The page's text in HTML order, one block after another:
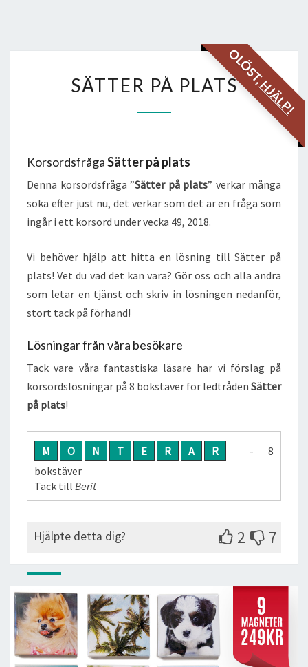
OLÖST,
HJÄLP!
PÅ
SÄTTER PÅ PLATS
KorsordsfrågaSätter på plats
Denna korsordsfråga ”Sätter på plats” verkar många
söka efter just nu, det verkar som det är en fråga som
ingår i ett korsord under vecka 49, 2018.
Vi behöver hjälp att hitta en lösning till Sätter på
plats! Vet du vad det kan vara? Gör oss och alla andra
som letar en tjänst och skriv in lösningen nedanför,
stort tack på förhand!
Lösningar från våra besökare
Tack vare våra fantastiska läsare har vi förslag på
korsordslösningar på 8 bokstäver för ledtråden Sätter
på plats!
M O N T E R A R
- 8
bokstäver
Tack till Berit
Hjälpte detta dig? 2 7